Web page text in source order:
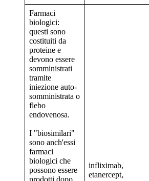
Farmaci
biologici:
questi sono
costituiti da
proteine ​​e
devono essere
somministrati
tramite
iniezione auto-
somministrata o
flebo
endovenosa.
I "biosimilari"
sono anch'essi
farmaci
biologici che
possono essere
prodotti dopo
infliximab,
etanercept,